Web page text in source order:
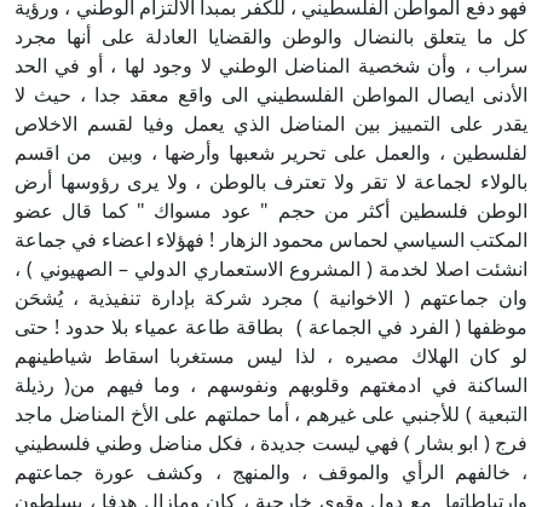
فهو دفع المواطن الفلسطيني ، للكفر بمبدأ الالتزام الوطني ، ورؤية
كل ما يتعلق بالنضال والوطن والقضايا العادلة على أنها مجرد
سراب ، وأن شخصية المناضل الوطني لا وجود لها ، أو في الحد
الأدنى ايصال المواطن الفلسطيني الى واقع معقد جدا ، حيث لا
يقدر على التمييز بين المناضل الذي يعمل وفيا لقسم الاخلاص
لفلسطين ، والعمل على تحرير شعبها وأرضها ، وبين من اقسم
بالولاء لجماعة لا تقر ولا تعترف بالوطن ، ولا يرى رؤوسها أرض
الوطن فلسطين أكثر من حجم " عود مسواك " كما قال عضو
المكتب السياسي لحماس محمود الزهار ! فهؤلاء اعضاء في جماعة
انشئت اصلا لخدمة ( المشروع الاستعماري الدولي – الصهيوني ) ،
وان جماعتهم ( الاخوانية ) مجرد شركة بإدارة تنفيذية ، يُشحَن
موظفها ( الفرد في الجماعة ) بطاقة طاعة عمياء بلا حدود ! حتى
لو كان الهلاك مصيره ، لذا ليس مستغربا اسقاط شياطينهم
الساكنة في ادمغتهم وقلوبهم ونفوسهم ، وما فيهم من( رذيلة
التبعية ) للأجنبي على غيرهم ، أما حملتهم على الأخ المناضل ماجد
فرج ( ابو بشار ) فهي ليست جديدة ، فكل مناضل وطني فلسطيني
، خالفهم الرأي والموقف ، والمنهج ، وكشف عورة جماعتهم
وارتباطاتها مع دول وقوى خارجية ، كان ومازال هدفا ، يسلطون